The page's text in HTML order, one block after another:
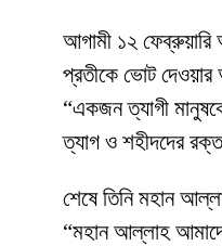
আগামী ১২ ফেব্রুয়ারি
প্রতীকে ভোট দেওয়ার
“একজন ত্যাগী
ত্যাগ ও শহীদদের
শেষে তিনি মহান
“মহান আল্লাহ